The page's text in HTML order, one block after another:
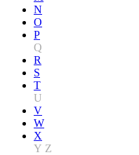
N
O
P
Q
R
S
T
U
V
W
X
Y Z